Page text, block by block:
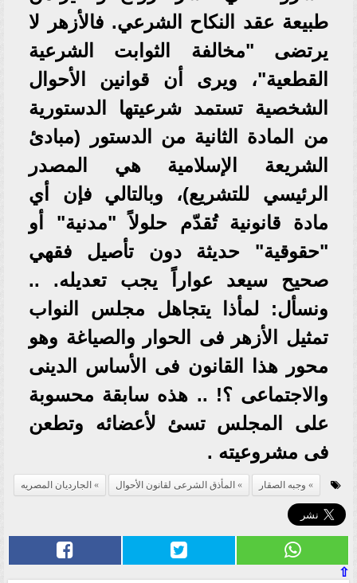
طبيعة عقد النكاح الشرعي. فالأزهر لا
يرتضى "مخالفة الثوابت الشرعية
القطعية"، ويرى أن قوانين الأحوال
الشخصية تستمد شرعيتها الدستورية
من المادة الثانية من الدستور (مبادئ
الشريعة الإسلامية هي المصدر
الرئيسي للتشريع)، وبالتالي فإن أي
مادة قانونية تُقدّم حلولاً "مدنية" أو
"حقوقية" حديثة دون تأصيل فقهي
صحيح سيعد عواراً يجب تعديله. ..
ونسأل: لمأذا يتجاهل مجلس النواب
تمثيل الأزهر فى الحوار والصياغة وهو
محور هذا القانون فى الأساس الدينى
والاجتماعى ؟! .. هذه سابقة محسوبة
على المجلس تسئ لأعضائه وتطعن
فى مشروعيته .
وجبه الصقار المأذق الشرعى لقانون الأحوال الجارديان المصريه
⇧